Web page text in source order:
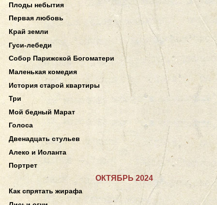
Плоды небытия
Первая любовь
Край земли
Гуси-лебеди
Собор Парижской Богоматери
Маленькая комедия
История старой квартиры
Три
Мой бедный Марат
Голоса
Двенадцать стульев
Алеко и Иоланта
Портрет
ОКТЯБРЬ 2024
Как спрятать жирафа